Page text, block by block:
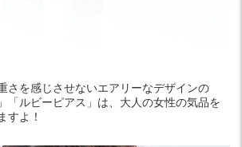
さを感じさせないエアリーなデザインの
「ルビーピアス」は、大人の女性の気品を
すよ！